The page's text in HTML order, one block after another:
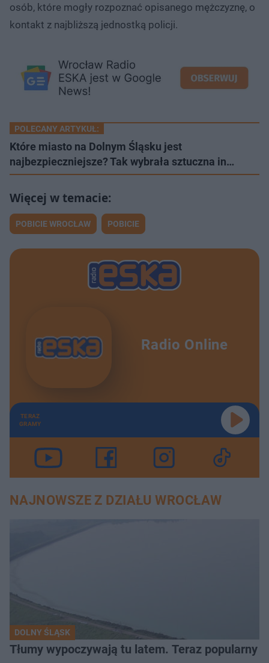
osób, które mogły rozpoznać opisanego mężczyznę, o
kontakt z najbliższą jednostką policji.
POLECANY ARTYKUŁ:
Które miasto na Dolnym Śląsku jest
najbezpieczniejsze? Tak wybrała sztuczna in…
POBICIE WROCŁAW POBICIE
Radio Online
TERAZ
GRAMY
NAJNOWSZE Z DZIAŁU WROCŁAW
DOLNY ŚLĄSK
Tłumy wypoczywają tu latem. Teraz popularny